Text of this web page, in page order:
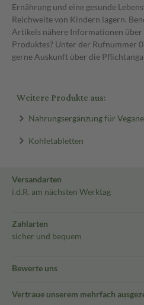
Ernährung und eine gesunde
Reichweite von Kindern lagern.
Artikels nähere Informationen über
Produktes? Unter der Rufnummer
gerne Auskunft über die
Weitere Produkte aus:
Nahrungsergänzung für
Kohletabletten
Versandarten
i.d.R. am nächsten Werktag
Zahlarten
sicher und bequem
Bewerte uns
Vertraue unserem mehrfach